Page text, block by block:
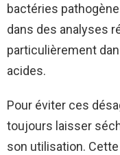
bactéries
dans des analyses
particulièrement
acides.
Pour éviter ces
toujours laisser
son utilisation.